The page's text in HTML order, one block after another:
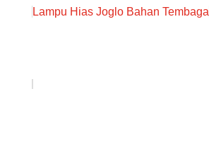
Lampu Hias Joglo Bahan Tembaga